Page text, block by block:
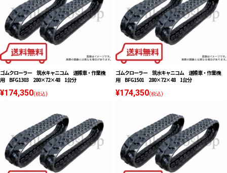
ゴムクローラー 筑水キャニコム 運搬車・作業機
用 BFG1303 280×72×48 1台分
¥174,350(税込)
ゴムクローラー 筑水キャニコム 運搬車・作業機
用 BFG1501 280×72×48 1台分
¥174,350(税込)